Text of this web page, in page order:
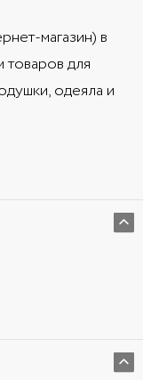
магазин) в
для
одеяла и